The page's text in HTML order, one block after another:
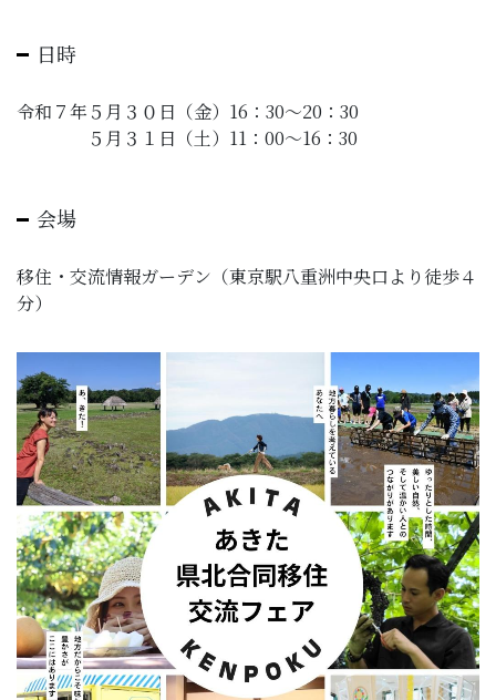
日時
令和７年５月３０日（金）16：30～20：30
５月３１日（土）11：00～16：30
会場
移住・交流情報ガーデン（東京駅八重洲中央口より徒歩４
分）